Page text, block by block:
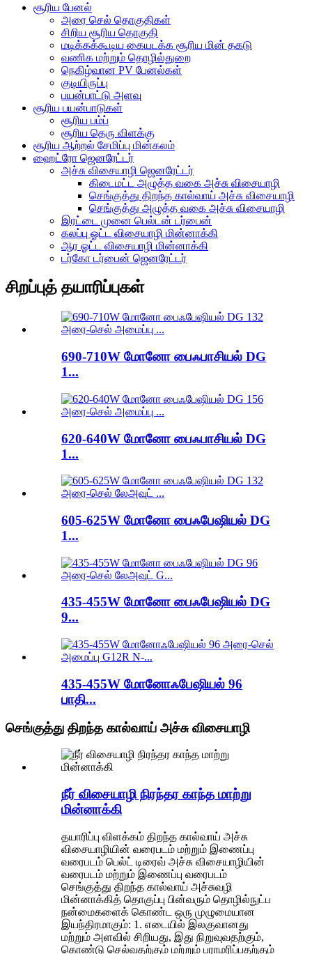
சூரிய பேனல்
அரை செல் தொகுதிகள்
சிறிய சூரிய தொகுதி
மடிக்கக்கூடிய கையடக்க சூரிய மின் தகடு
வணிக மற்றும் தொழில்துறை
நெகிழ்வான PV பேனல்கள்
குடியிருப்பு
பயன்பாட்டு அளவு
சூரிய பயன்பாடுகள்
சூரிய பம்ப்
சூரிய தெரு விளக்கு
சூரிய ஆற்றல் சேமிப்பு மின்கலம்
ஹைட்ரோ ஜெனரேட்டர்
அச்சு விசையாழி ஜெனரேட்டர்
கிடைமட்ட அழுத்த வகை அச்சு விசையாழி
செங்குத்து திறந்த கால்வாய் அச்சு விசையாழி
செங்குத்து அழுத்த வகை அச்சு விசையாழி
இரட்டை முனை பெல்டன் டர்பைன்
கலப்பு ஓட்ட விசையாழி மின்னாக்கி
ஆர ஓட்ட விசையாழி மின்னாக்கி
டர்கோ டர்பைன் ஜெனரேட்டர்
சிறப்புத் தயாரிப்புகள்
690-710W மோனோ பைஃபாசியல் DG
1...
620-640W மோனோ பைஃபாசியல் DG
1...
605-625W மோனோ பைஃபேஷியல் DG
1...
435-455W மோனோ பைஃபேஷியல் DG
9...
435-455W மோனோஃபேஷியல் 96
பாதி...
செங்குத்து திறந்த கால்வாய் அச்சு விசையாழி
நீர் விசையாழி நிரந்தர காந்த மாற்று
மின்னாக்கி
தயாரிப்பு விளக்கம் திறந்த கால்வாய் அச்சு
விசையாழியின் வரைபடம் மற்றும் இணைப்பு
வரைபடம் பெல்ட் டிரைவ் அச்சு விசையாழியின்
வரைபடம் மற்றும் இணைப்பு வரைபடம்
செங்குத்து திறந்த கால்வாய் அச்சுவழி
மின்னாக்கித் தொகுப்பு பின்வரும் தொழில்நுட்ப
நன்மைகளைக் கொண்ட ஒரு முழுமையான
இயந்திரமாகும்: 1. எடையில் இலகுவானது
மற்றும் அளவில் சிறியது, இது நிறுவுவதற்கும்,
கொண்டு செல்வதற்கும் மற்றும் பராமரிப்பதற்கும்